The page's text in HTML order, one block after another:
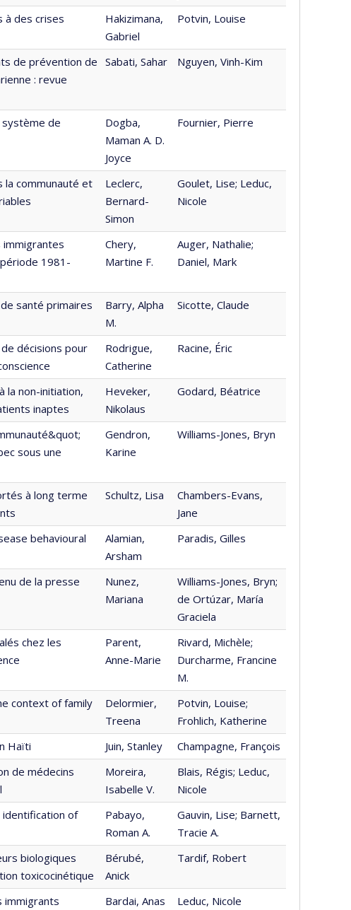
à des crises
Hakizimana,
Gabriel
Potvin, Louise
de prévention de
: revue
Sabati, Sahar Nguyen, Vinh-Kim
système de
Dogba,
Maman A. D.
Joyce
Fournier, Pierre
la communauté et
Leclerc,
Bernard-
Simon
Goulet, Lise; Leduc,
Nicole
1981-
Chery,
Martine F.
Auger, Nathalie;
Daniel, Mark
santé primaires
Barry, Alpha
M.
Sicotte, Claude
décisions pour
Rodrigue,
Catherine
Racine, Éric
la non-initiation,
inaptes
Heveker,
Nikolaus
Godard, Béatrice
sous une
Gendron,
Karine
Williams-Jones, Bryn
à long terme
Schultz, Lisa
Chambers-Evans,
Jane
behavioural
Alamian,
Arsham
Paradis, Gilles
de la presse
Nunez,
Mariana
Williams-Jones, Bryn;
de Ortúzar, María
Graciela
chez les
Parent,
Anne-Marie
Rivard, Michèle;
Durcharme, Francine
M.
context of family
Delormier,
Treena
Potvin, Louise;
Frohlich, Katherine
Haïti Juin, Stanley
Champagne, François
de médecins
Moreira,
Isabelle V.
Blais, Régis; Leduc,
Nicole
of
Pabayo,
Roman A.
Gauvin, Lise; Barnett,
Tracie A.
biologiques
toxicocinétique
Bérubé,
Anick
Tardif, Robert
immigrants Bardai, Anas Leduc, Nicole